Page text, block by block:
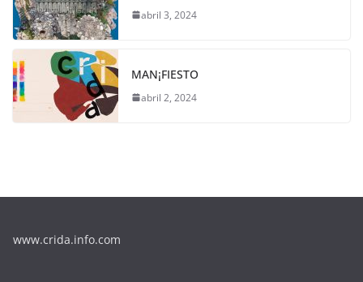
abril 3, 2024
MAN¡FIESTO
abril 2, 2024
www.crida.info.com